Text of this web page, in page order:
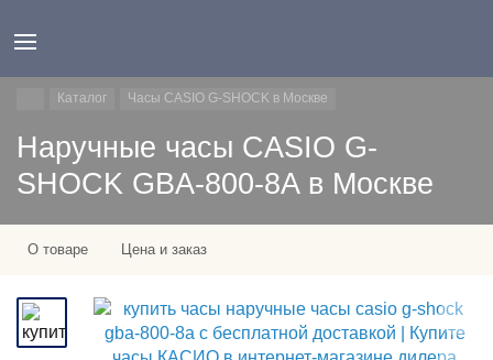
Каталог Часы CASIO G-SHOCK в Москве
Наручные часы CASIO G-
SHOCK GBA-800-8A в Москве
О товаре Цена и заказ